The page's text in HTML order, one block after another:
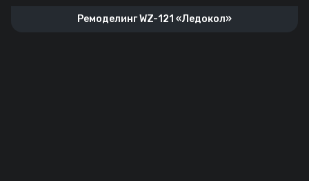
Ремоделинг WZ-121 «Ледокол»